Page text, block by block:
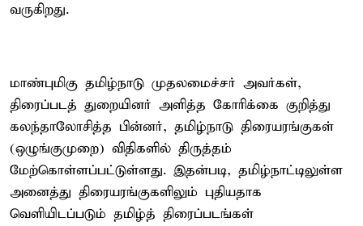
வருகிறது.
மாண்புமிகு தமிழ்நாடு முதலமைச்சர் அவர்கள்,
திரைப்படத் துறையினர் அளித்த கோரிக்கை குறித்து
கலந்தாலோசித்த பின்னர், தமிழ்நாடு திரையரங்குகள்
(ஒழுங்குமுறை) விதிகளில் திருத்தம்
மேற்கொள்ளப்பட்டுள்ளது. இதன்படி, தமிழ்நாட்டிலுள்ள
அனைத்து திரையரங்குகளிலும் புதியதாக
வெளியிடப்படும் தமிழ்த் திரைப்படங்கள்